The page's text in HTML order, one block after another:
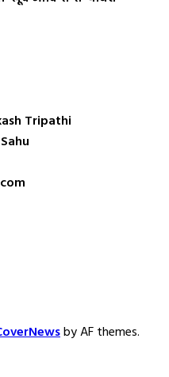
Tripathi
by AF themes.